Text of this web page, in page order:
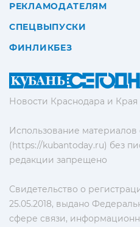
Новости Краснодара и Края
Использование материалов
(https://kubantoday.ru) без
редакции запрещено
Свидетельство о
25.05.2018, выдано
сфере связи,
РЕКЛАМОДАТЕЛЯМ
СПЕЦВЫПУСКИ
ФИНЛИКБЕЗ